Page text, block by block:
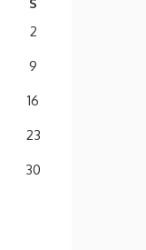
S
2
9
16
23
30